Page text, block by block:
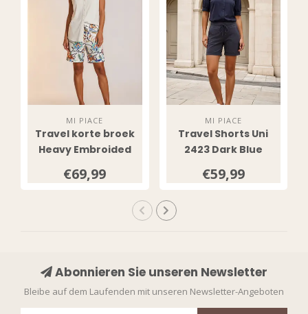
MI PIACE
Travel korte broek
Heavy Embroided
Multicolour
€69,99
MI PIACE
Travel Shorts Uni
2423 Dark Blue
€59,99
Abonnieren Sie unseren Newsletter
Bleibe auf dem Laufenden mit unseren Newsletter-Angeboten